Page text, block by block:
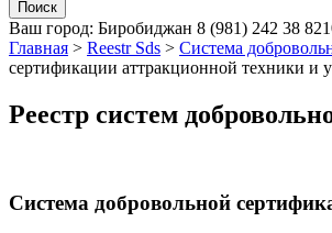
Ваш город: Биробиджан 8 (981) 242 38 82
Главная > Reestr Sds > Система
сертификации аттракционной техники
Реестр систем
Система добровольной